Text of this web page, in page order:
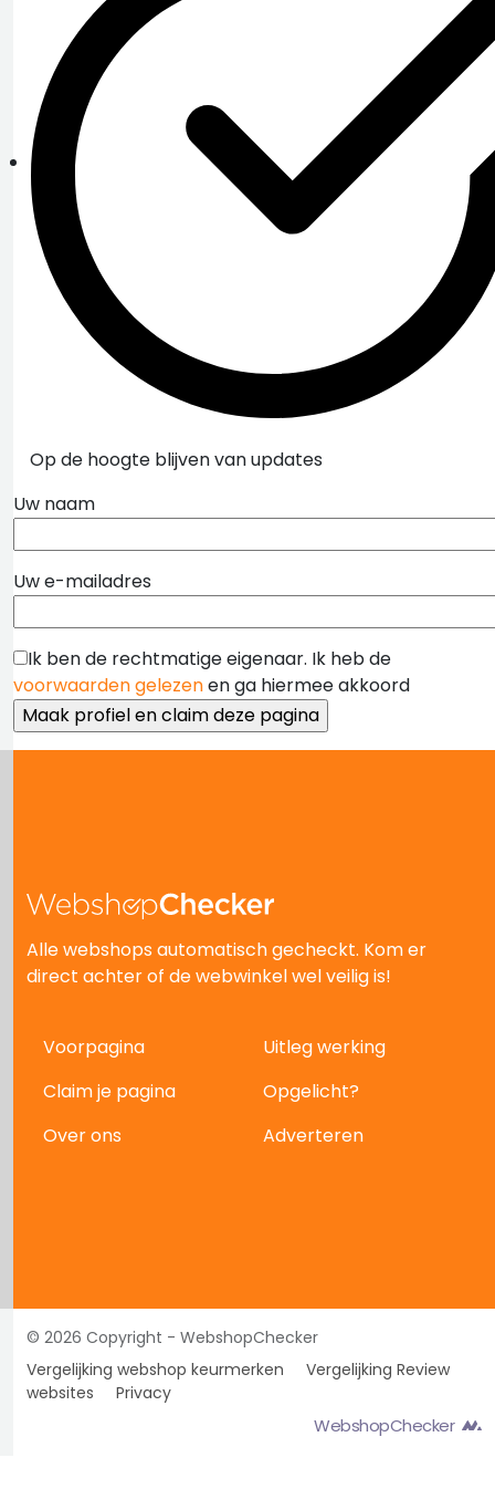
Op de hoogte blijven van updates
Uw naam
Uw e-mailadres
Ik ben de rechtmatige eigenaar. Ik heb de
voorwaarden gelezenen ga hiermee akkoord
Alle webshops automatisch gecheckt. Kom er
direct achter of de webwinkel wel veilig is!
Voorpagina
Uitleg werking
Claim je pagina
Opgelicht?
Over ons
Adverteren
© 2026 Copyright - WebshopChecker
Vergelijking webshop keurmerken
Vergelijking Review
websites
Privacy
WebshopChecker